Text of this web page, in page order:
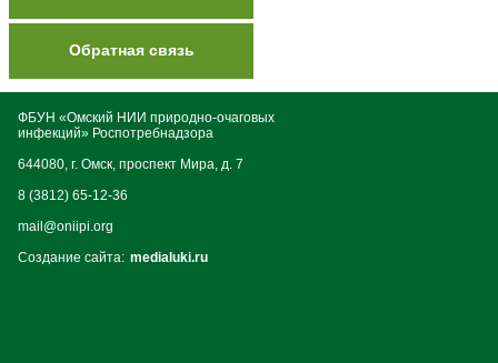
Обратная связь
ФБУН «Омский НИИ природно-очаговых
инфекций» Роспотребнадзора
644080, г. Омск, проспект Мира, д. 7
8 (3812) 65-12-36
mail@oniipi.org
Создание сайта: medialuki.ru